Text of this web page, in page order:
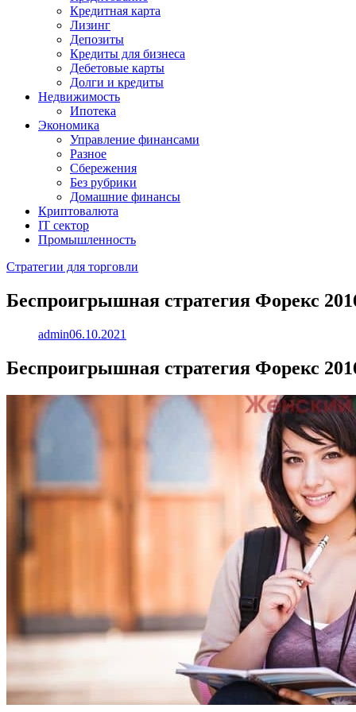
Кредитная карта
Лизинг
Депозиты
Кредиты для бизнеса
Дебетовые карты
Долги и кредиты
Недвижимость
Ипотека
Экономика
Управление финансами
Разное
Сбережения
Без рубрики
Домашние финансы
Криптовалюта
IT сектор
Промышленность
Стратегии для торговли
Беспроигрышная стратегия Форекс
admin06.10.2021
Беспроигрышная стратегия Форекс